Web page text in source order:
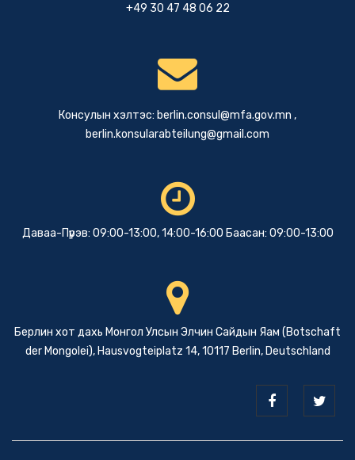
+49 30 47 48 06 22
Консулын хэлтэс: berlin.consul@mfa.gov.mn ,
berlin.konsularabteilung@gmail.com
Даваа-Пүрэв: 09:00-13:00, 14:00-16:00 Баасан: 09:00-13:00
Берлин хот дахь Монгол Улсын Элчин Сайдын Яам (Botschaft
der Mongolei), Hausvogteiplatz 14, 10117 Berlin, Deutschland